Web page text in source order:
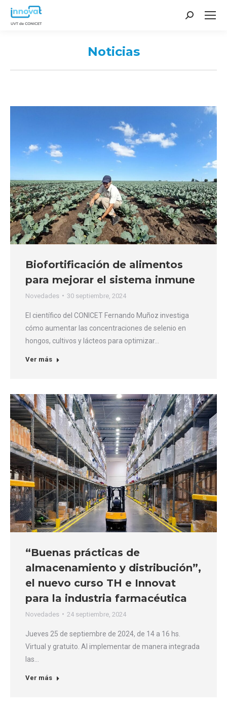
Search:
Noticias
Biofortificación de alimentos
para mejorar el sistema inmune
Novedades 30 septiembre, 2024
El científico del CONICET Fernando Muñoz investiga
cómo aumentar las concentraciones de selenio en
hongos, cultivos y lácteos para optimizar…
Ver más
“Buenas prácticas de
almacenamiento y distribución”,
el nuevo curso TH e Innovat
para la industria farmacéutica
Novedades 24 septiembre, 2024
Jueves 25 de septiembre de 2024, de 14 a 16 hs.
Virtual y gratuito. Al implementar de manera integrada
las…
Ver más